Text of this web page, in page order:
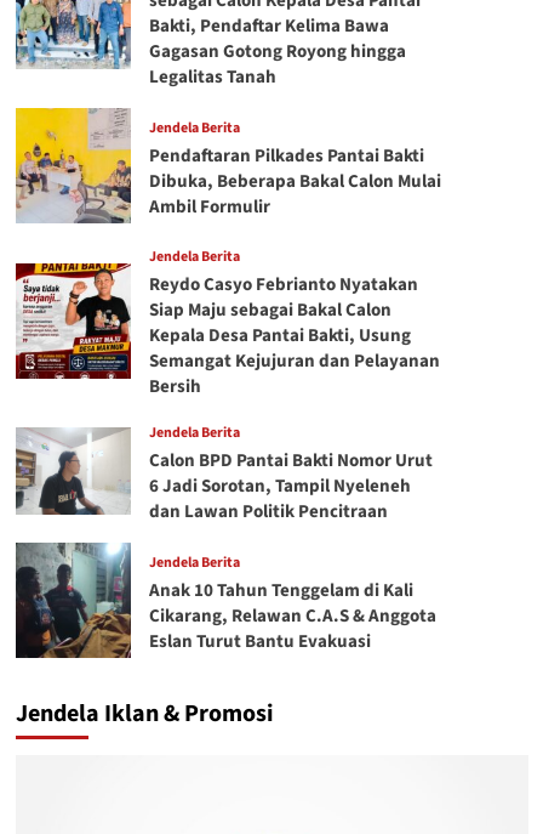
Bakti, Pendaftar Kelima Bawa
Gagasan Gotong Royong hingga
Legalitas Tanah
Jendela Berita
Pendaftaran Pilkades Pantai Bakti
Dibuka, Beberapa Bakal Calon Mulai
Ambil Formulir
Jendela Berita
Reydo Casyo Febrianto Nyatakan
Siap Maju sebagai Bakal Calon
Kepala Desa Pantai Bakti, Usung
Semangat Kejujuran dan Pelayanan
Bersih
Jendela Berita
Calon BPD Pantai Bakti Nomor Urut
6 Jadi Sorotan, Tampil Nyeleneh
dan Lawan Politik Pencitraan
Jendela Berita
Anak 10 Tahun Tenggelam di Kali
Cikarang, Relawan C.A.S & Anggota
Eslan Turut Bantu Evakuasi
Jendela Iklan & Promosi